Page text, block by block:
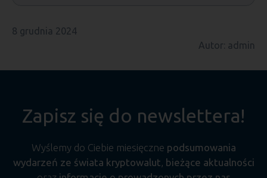
8 grudnia 2024
Autor: admin
Zapisz się do newslettera!
Wyślemy do Ciebie miesięczne podsumowania
wydarzeń ze świata kryptowalut, bieżące aktualności